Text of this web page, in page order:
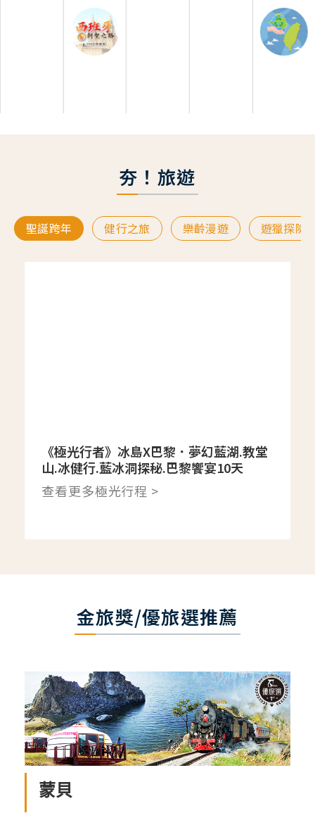
夯！旅遊
聖誕跨年 健行之旅 樂齡漫遊 遊獵探險
《極光行者》冰島X巴黎．夢幻藍湖.教堂
山.冰健行.藍冰洞探秘.巴黎饗宴10天
查看更多極光行程 >
金旅獎/優旅選推薦
蒙貝